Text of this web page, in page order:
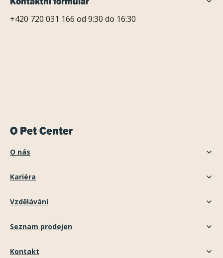
+420 720 031 166 od 9:30 do 16:30
O Pet Center
O nás
Kariéra
Vzdělávání
Seznam prodejen
Kontakt